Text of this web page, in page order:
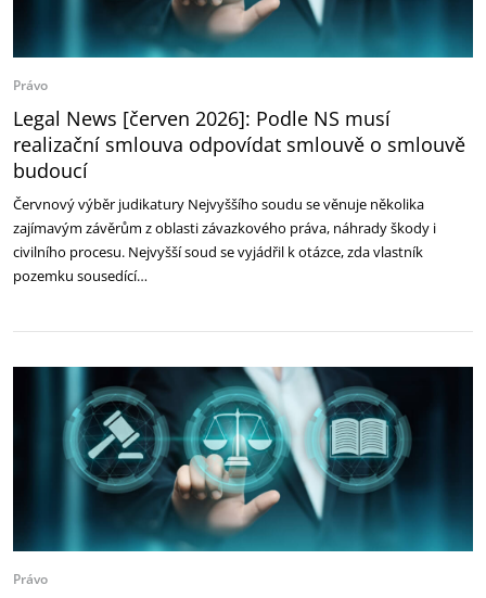
Právo
Legal News [červen 2026]: Podle NS musí
realizační smlouva odpovídat smlouvě o smlouvě
budoucí
Červnový výběr judikatury Nejvyššího soudu se věnuje několika
zajímavým závěrům z oblasti závazkového práva, náhrady škody i
civilního procesu. Nejvyšší soud se vyjádřil k otázce, zda vlastník
pozemku sousedící…
Právo